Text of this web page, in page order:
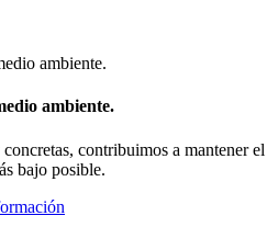
ambiente.
contribuimos a mantener el
bajo posible.